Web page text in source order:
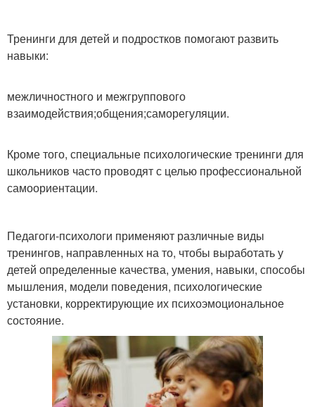
Тренинги для детей и подростков помогают развить
навыки:
межличностного и межгруппового
взаимодействия;общения;саморегуляции.
Кроме того, специальные психологические тренинги для
школьников часто проводят с целью профессиональной
самоориентации.
Педагоги-психологи применяют различные виды
тренингов, направленных на то, чтобы выработать у
детей определенные качества, умения, навыки, способы
мышления, модели поведения, психологические
установки, корректирующие их психоэмоциональное
состояние.